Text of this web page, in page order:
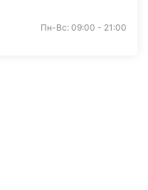
Пн-Вс: 09:00 - 21:00